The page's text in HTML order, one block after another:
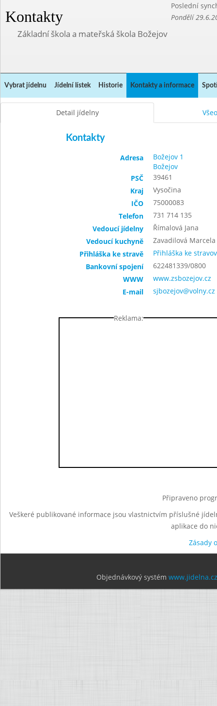
Kontakty
Poslední
Pondělí
Základní škola a mateřská škola Božejov
Vybrat jídelnu Jídelní lístek Historie Kontakty a informace
Detail jídelny
Kontakty
Adresa
Božejov 1
Božejov
PSČ
39461
Kraj
Vysočina
IČO
75000083
Telefon
731 714 135
Vedoucí jídelny
Římalová Jana
Vedoucí kuchyně
Zavadilová Marcela
Přihláška ke stravě
Přihláška ke
Bankovní spojení
622481339/0800
WWW
www.zsbozejov.cz
E-mail
sjbozejov@volny.cz
Reklama:
Připraveno
Veškeré publikované informace jsou vlastnictvím příslušné
aplikace do
Zásady
Objednávkový systém www.jidelna.cz